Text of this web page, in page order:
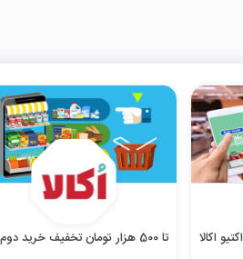
تا 500 هزار تومان تخفیف خرید دوم اکالا